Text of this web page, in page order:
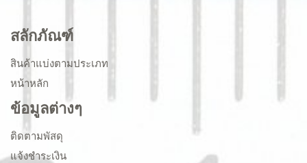
สลักภัณฑ์
สินค้าแบ่งตามประเภท
หน้าหลัก
ข้อมูลต่างๆ
ติดตามพัสดุ
แจ้งชำระเงิน